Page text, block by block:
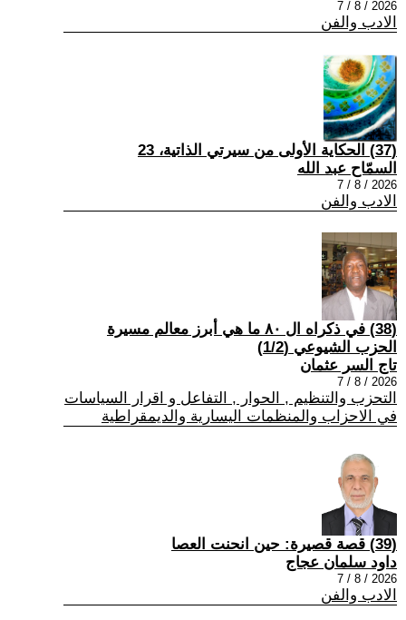
2026 / 8 / 7
الادب والفن
(37) الحكاية الأولى من سيرتي الذاتية، 23
السمّاح عبد الله
2026 / 8 / 7
الادب والفن
(38) في ذكراه ال ٨٠ ما هي أبرز معالم مسيرة
الحزب الشيوعي (1/2)
تاج السر عثمان
2026 / 8 / 7
التحزب والتنظيم , الحوار , التفاعل و اقرار السياسات
في الاحزاب والمنظمات اليسارية والديمقراطية
(39) قصة قصيرة: حين انحنت العصا
داود سلمان عجاج
2026 / 8 / 7
الادب والفن